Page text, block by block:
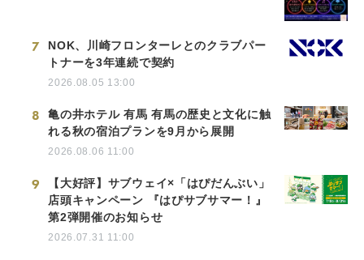
7
NOK、川崎フロンターレとのクラブパー
トナーを3年連続で契約
2026.08.05 13:00
8
亀の井ホテル 有馬 有馬の歴史と文化に触
れる秋の宿泊プランを9月から展開
2026.08.06 11:00
9
【大好評】サブウェイ×「はぴだんぶい」
店頭キャンペーン 『はぴサブサマー！』
第2弾開催のお知らせ
2026.07.31 11:00